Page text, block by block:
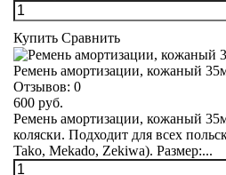
Купить Сравнить
Ремень амортизации, кожаный
Отзывов: 0
600 руб.
Ремень амортизации, кожаный
коляски. Подходит для всех
Tako, Mekado, Zekiwa). Размер:...